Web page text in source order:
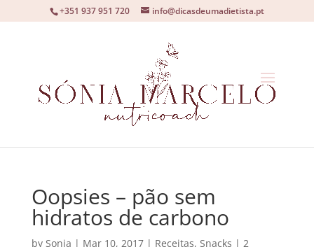
+351 937 951 720 info@dicasdeumadietista.pt
Oopsies – pão sem
hidratos de carbono
by Sonia | Mar 10, 2017| Receitas, Snacks | 2